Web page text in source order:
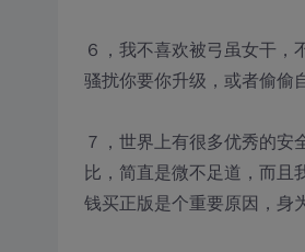
６，我不喜欢被弓虽女干
骚扰你要你升级，或者偷偷
７，世界上有很多优秀的
比，简直是微不足道，而且
钱买正版是个重要原因，身